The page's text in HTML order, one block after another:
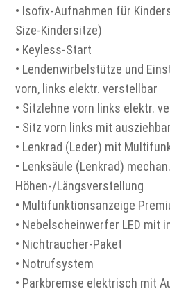
• Isofix-Aufnahmen für
Size-Kindersitze)
• Keyless-Start
• Lendenwirbelstütze und
vorn, links elektr. verstellbar
• Sitzlehne vorn links elektr.
• Sitz vorn links mit
• Lenkrad (Leder) mit
• Lenksäule (Lenkrad)
Höhen-/Längsverstellung
• Multifunktionsanzeige
• Nebelscheinwerfer LED mit
• Nichtraucher-Paket
• Notrufsystem
• Parkbremse elektrisch mit